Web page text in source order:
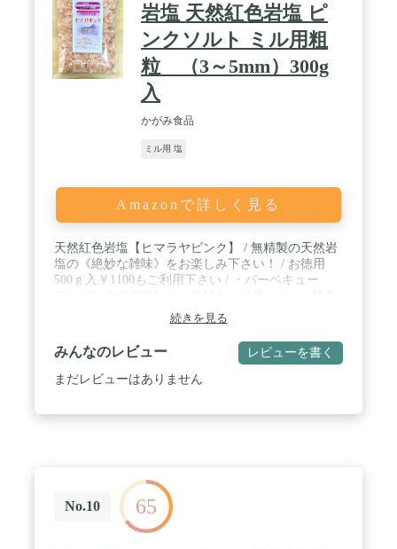
岩塩 天然紅色岩塩 ピ
ンクソルト ミル用粗
粒 （3～5mm）300g
入
かがみ食品
ミル用 塩
Amazonで詳しく見る
天然紅色岩塩【ヒマラヤピンク】 / 無精製の天然岩
塩の《絶妙な雑味》をお楽しみ下さい！ / お徳用
500ｇ入￥1100もご利用下さい / ・バーベキュー
作用がとても強い《スピリチュアルソルト》、盛り
塩、清め塩、入浴用にも使えます。
続きを見る
みんなのレビュー レビューを書く
まだレビューはありません
No.10 65